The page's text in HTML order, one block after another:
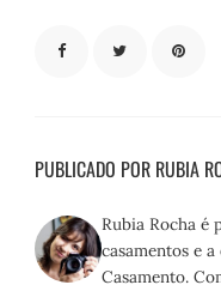
PUBLICADO POR RUBIA
Rubia Rocha é
casamentos e
Casamento.